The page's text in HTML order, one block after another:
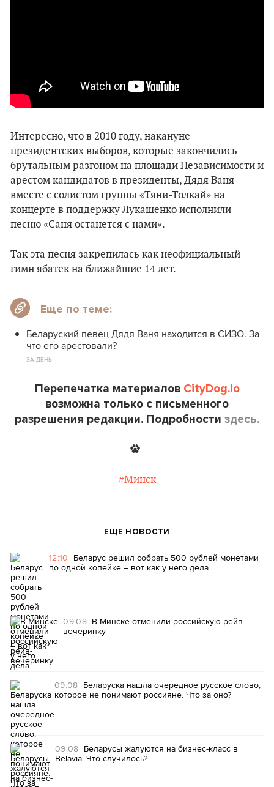
Интересно, что в 2010 году, накануне
президентских выборов, которые закончились
брутальным разгоном на площади Независимости и
арестом кандидатов в президенты, Дядя Ваня
вместе с солистом группы «Тяни-Толкай» на
концерте в поддержку Лукашенко исполнили
песню «Саня останется с нами».
Так эта песня закрепилась как неофициальный
гимн ябатек на ближайшие 14 лет.
Еще по теме:
Беларуский певец Дядя Ваня находится в СИЗО. За
что его арестовали?
ЗА ДЕНЬ
Перепечатка материалов CityDog.io
возможна только с письменного
разрешения редакции. Подробности здесь.
#Минск
ЕЩЕ НОВОСТИ
12:10 Беларус решил собрать 500 рублей монетами
по одной копейке – вот как у него дела
09.08 В Минске отменили российскую рейв-
вечеринку
09.08 Беларуска нашла очередное русское слово,
которое не понимают россияне. Что за оно?
09.08 Беларусы жалуются на бизнес-класс в
Belavia. Что случилось?